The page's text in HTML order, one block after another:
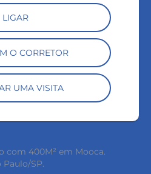
LIGAR
O CORRETOR
UMA VISITA
com 400M² em Mooca.
SP.